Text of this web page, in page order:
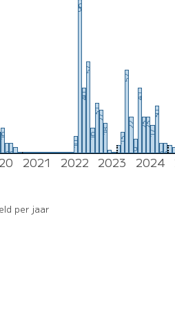
66
00
000000 00
00
10
96
40
57
16
31
27
18
2
0
4
13
52
22
9
41
23
23
17
30
654
2021 2022 2023 2024
per jaar